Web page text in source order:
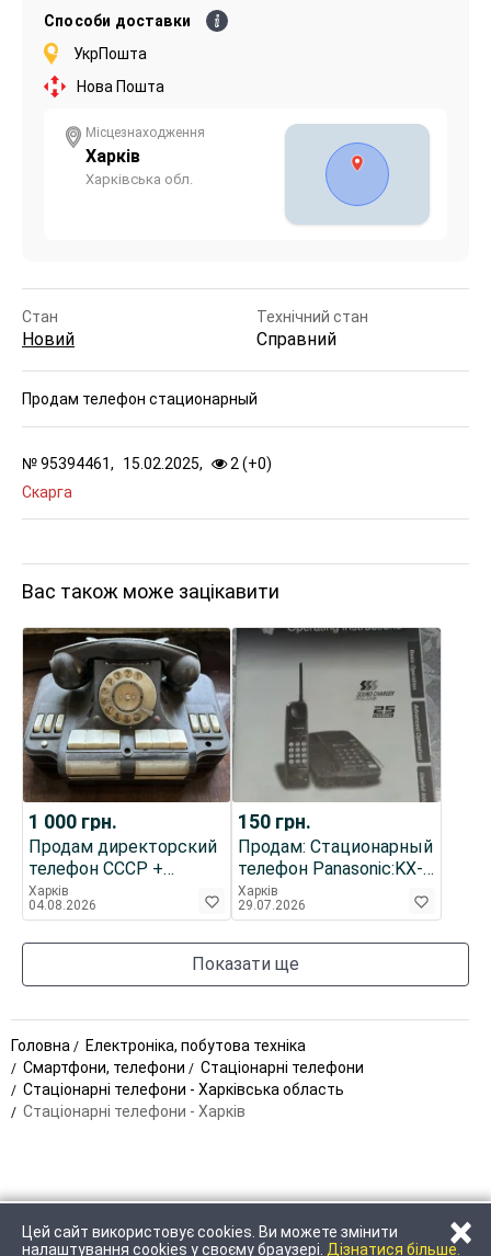
Способи доставки
УкрПошта
Нова Пошта
Місцезнаходження
Харків
Харківська обл.
Стан
Новий
Технічний стан
Справний
Продам телефон стационарный
№95394461, 15.02.2025, 2 (+0)
Скарга
Вас також може зацікавити
1 000 грн.
Продам директорский
телефон СССР +
карболитовый телефон
СССР
Харків
04.08.2026
150 грн.
Продам: Стационарный
телефон Panasonic:KX-
TC 197-B
Харків
29.07.2026
Показати ще
Головна
Електроніка, побутова техніка
Смартфони, телефони
Стаціонарні телефони
Стаціонарні телефони - Харківська область
Стаціонарні телефони - Харків
Цей сайт використовує cookies. Ви можете змінити
налаштування cookies у своєму браузері. Дізнатися більше.×
ЗАТЕЛЕФОНУВАТИ НАПИСАТИ